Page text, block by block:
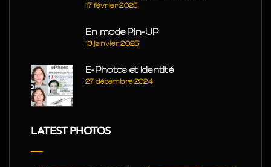
17 février 2025
En mode Pin-UP
13 janvier 2025
E-Photos et Identité
27 décembre 2024
LATEST PHOTOS